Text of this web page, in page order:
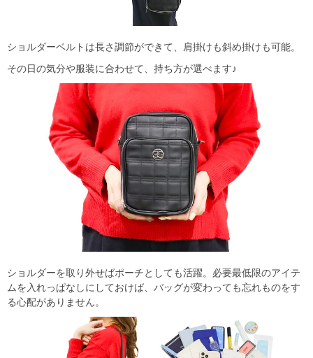
ショルダーベルトは長さ調節ができて、肩掛けも斜め掛けも可能。
その日の気分や服装に合わせて、持ち方が選べます♪
ショルダーを取り外せばポーチとしても活躍。必要最低限のアイテ
ムを入れっぱなしにしておけば、バッグが変わっても忘れものをす
る心配がありません。